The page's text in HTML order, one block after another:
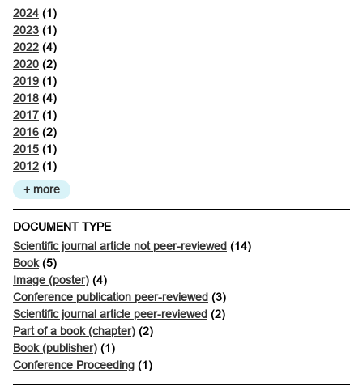
2024 (1)
2023 (1)
2022 (4)
2020 (2)
2019 (1)
2018 (4)
2017 (1)
2016 (2)
2015 (1)
2012 (1)
+ more
DOCUMENT TYPE
Scientific journal article not peer-reviewed (14)
Book(5)
Image (poster) (4)
Conference publication peer-reviewed (3)
Scientific journal article peer-reviewed (2)
Part of a book (chapter) (2)
Book (publisher) (1)
Conference Proceeding (1)